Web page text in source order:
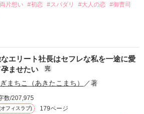
片想い #初恋 #スパダリ #大人の恋 #御曹司
恋心を抱いていた美桜。
きっかけに二人の関係は壊れてしまう。
ま、美桜は両親の離婚によって
哲平とも離れ離れになった。
エリート社長はセフレな私を一途に愛
孕ませたい
完
まちこ（あきたこまち） ／著
数/207,975
フィスラブ) 179ページ